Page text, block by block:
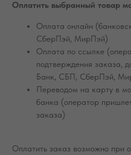
Оплатить выбранный товар
Оплата онлайн
СберПэй, МирПэй)
Оплата по ссылке
подтверждения заказа,
Банк, СБП, СберПэй,
Переводом на карту в
банка (оператор
заказа)
Оплатить заказ возможно при